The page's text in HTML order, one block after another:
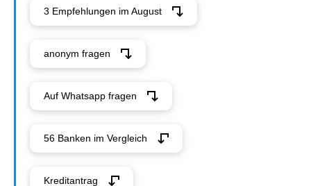
3 Empfehlungen im August
anonym fragen
Auf Whatsapp fragen
56 Banken im Vergleich
Kreditantrag